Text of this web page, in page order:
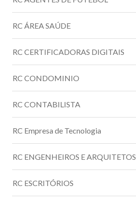
RC ÁREA SAÚDE
RC CERTIFICADORAS DIGITAIS
RC CONDOMINIO
RC CONTABILISTA
RC Empresa de Tecnologia
RC ENGENHEIROS E ARQUITETOS
RC ESCRITÓRIOS